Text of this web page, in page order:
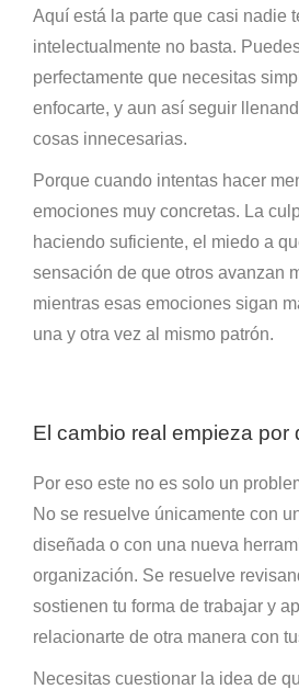
Aquí está la parte que casi nadie
intelectualmente no basta.
perfectamente que necesitas
enfocarte, y aun así seguir
cosas innecesarias.
Porque cuando intentas hacer
emociones muy concretas. La
haciendo suficiente, el miedo a
sensación de que otros avanzan
mientras esas emociones sigan
una y otra vez al mismo patrón.
El cambio real empieza por
Por eso este no es solo un
No se resuelve únicamente con
diseñada o con una nueva
organización. Se resuelve
sostienen tu forma de trabajar y
relacionarte de otra manera con
Necesitas cuestionar la idea de